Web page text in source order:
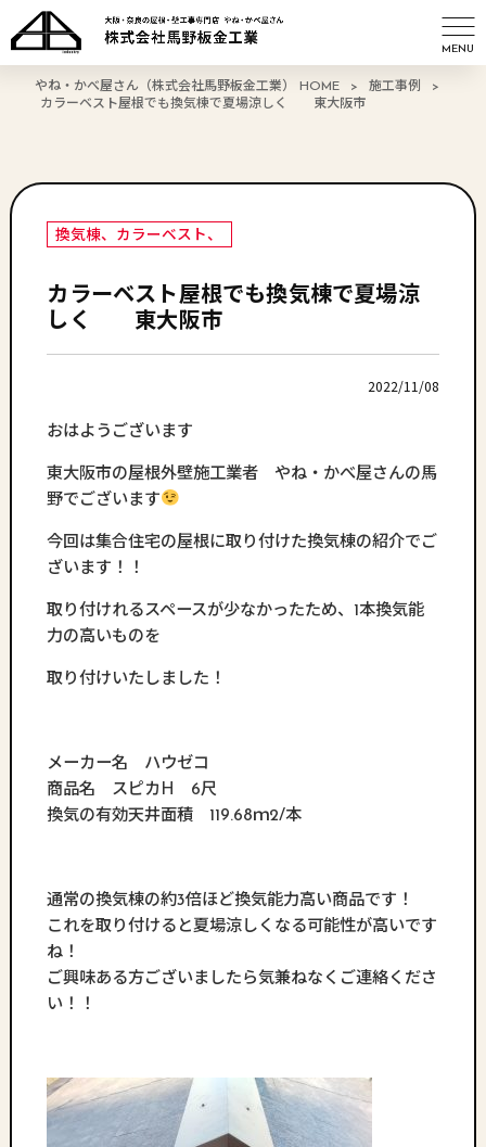
MENU
やね・かべ屋さん（株式会社馬野板金工業） HOME > 施工事例
>
カラーベスト屋根でも換気棟で夏場涼しく 東大阪市
換気棟、カラーベスト、
カラーベスト屋根でも換気棟で夏場涼
しく 東大阪市
2022/11/08
おはようございます
東大阪市の屋根外壁施工業者 やね・かべ屋さんの馬
野でございます
今回は集合住宅の屋根に取り付けた換気棟の紹介でご
ざいます！！
取り付けれるスペースが少なかったため、1本換気能
力の高いものを
取り付けいたしました！
メーカー名 ハウゼコ
商品名 スピカH 6尺
換気の有効天井面積 119.68ｍ2/本
通常の換気棟の約3倍ほど換気能力高い商品です！
これを取り付けると夏場涼しくなる可能性が高いです
ね！
ご興味ある方ございましたら気兼ねなくご連絡くださ
い！！